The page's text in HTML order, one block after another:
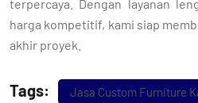
terpercaya. Dengan layanan
harga kompetitif, kami siap
akhir proyek.
Tags: Jasa Custom Furniture